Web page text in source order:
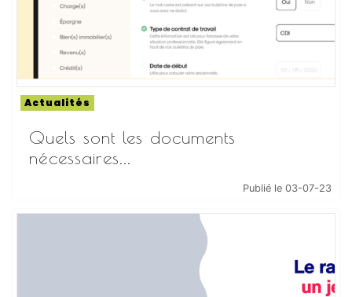
Actualités
Quels sont les documents
nécessaires...
Publié le 03-07-23